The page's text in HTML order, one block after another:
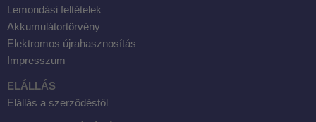
Lemondási feltételek
Akkumulátortörvény
Elektromos újrahasznosítás
Impresszum
ELÁLLÁS
Elállás a szerződéstől